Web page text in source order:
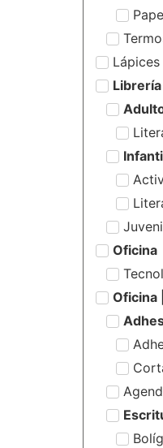
Librería
Oficina
Oficina